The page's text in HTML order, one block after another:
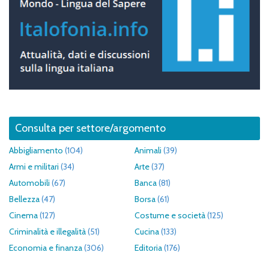
Consulta per settore/argomento
Abbigliamento (104) Animali (39)
Armi e militari (34) Arte(37)
Automobili (67) Banca(81)
Bellezza(47) Borsa(61)
Cinema(127) Costume e società(125)
Criminalità e illegalità(51) Cucina(133)
Economia e finanza(306) Editoria(176)